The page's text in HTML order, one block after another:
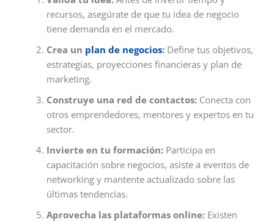
recursos, asegúrate de que tu idea de negocio
tiene demanda en el mercado.
Crea un plan de negocios: Define tus objetivos,
estrategias, proyecciones financieras y plan de
marketing.
Construye una red de contactos: Conecta con
otros emprendedores, mentores y expertos en tu
sector.
Invierte en tu formación: Participa en
capacitación sobre negocios, asiste a eventos de
networking y mantente actualizado sobre las
últimas tendencias.
Aprovecha las plataformas online: Existen